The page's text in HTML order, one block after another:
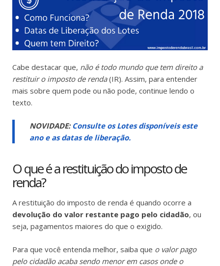
Cabe destacar que, não é todo mundo que tem direito a
restituir o imposto de renda(IR). Assim, para entender
mais sobre quem pode ou não pode, continue lendo o
texto.
NOVIDADE: Consulte os Lotes disponíveis este
ano e as datas de liberação.
O que é a restituição do imposto de
renda?
A restituição do imposto de renda é quando ocorre a
devolução do valor restante pago pelo cidadão, ou
seja, pagamentos maiores do que o exigido.
Para que você entenda melhor, saiba que o valor pago
pelo cidadão acaba sendo menor em casos onde o